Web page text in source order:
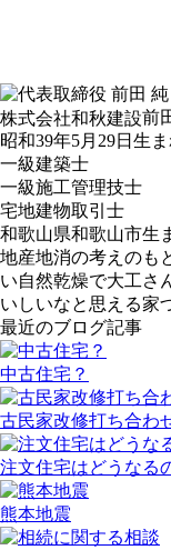
株式会社和秋建設前
昭和39年5月29日生
一級建築士
一級施工管理技士
宅地建物取引士
和歌山県和歌山市生
地産地消の考えのも
い自然乾燥で大工さ
いしいなと思える家
最近のブログ記事
中古住宅？
古民家改修打ち合わ
注文住宅はどうなる
熊本地震